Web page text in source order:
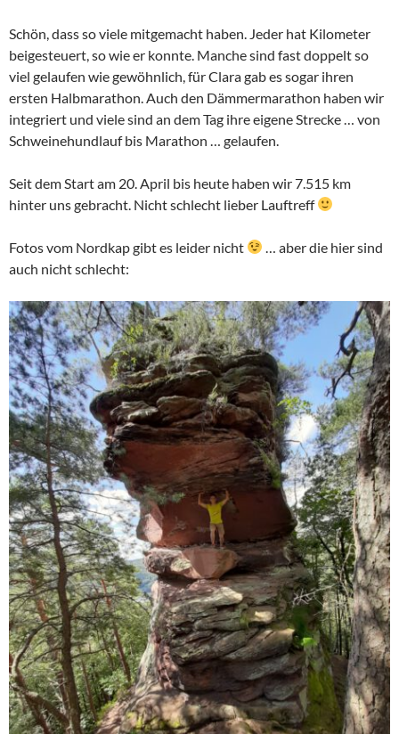
Schön, dass so viele mitgemacht haben. Jeder hat Kilometer
beigesteuert, so wie er konnte. Manche sind fast doppelt so
viel gelaufen wie gewöhnlich, für Clara gab es sogar ihren
ersten Halbmarathon. Auch den Dämmermarathon haben wir
integriert und viele sind an dem Tag ihre eigene Strecke … von
Schweinehundlauf bis Marathon … gelaufen.
Seit dem Start am 20. April bis heute haben wir 7.515 km
hinter uns gebracht. Nicht schlecht lieber Lauftreff
Fotos vom Nordkap gibt es leider nicht
… aber die hier sind
auch nicht schlecht: